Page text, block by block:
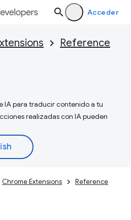
Acceder
Reference
IA para traducir contenido a tu
realizadas con IA pueden
Chrome Extensions
Reference